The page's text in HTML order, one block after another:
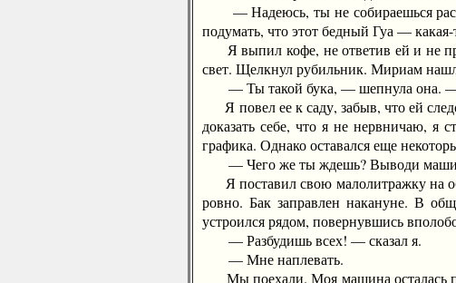
— Надеюсь, ты не собираешься
подумать, что этот бедный Гуа —
Я выпил кофе, не ответив ей и не
свет. Щелкнул рубильник. Мириам
— Ты такой бука, — шепнула она. —
Я повел ее к саду, забыв, что ей
доказать себе, что я не нервничаю, я
графика. Однако оставался еще
— Чего же ты ждешь? Выводи
Я поставил свою малолитражку на
ровно. Бак заправлен накануне. В
устроился рядом, повернувшись
— Разбудишь всех! — сказал я.
— Мне наплевать.
Мы поехали. Моя машина осталась